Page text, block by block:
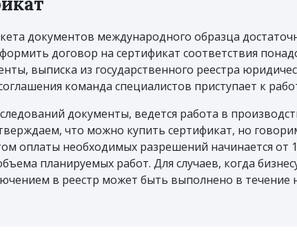
документов международного образца
договор на сертификат соответствия
выписка из государственного реестра
команда специалистов приступает к
документы, ведется работа в
что можно купить сертификат, но
оплаты необходимых разрешений начинается
планируемых работ. Для случаев, когда
в реестр может быть выполнено в течение